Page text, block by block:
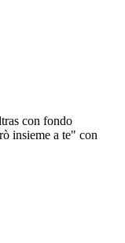
con fondo
insieme a te" con